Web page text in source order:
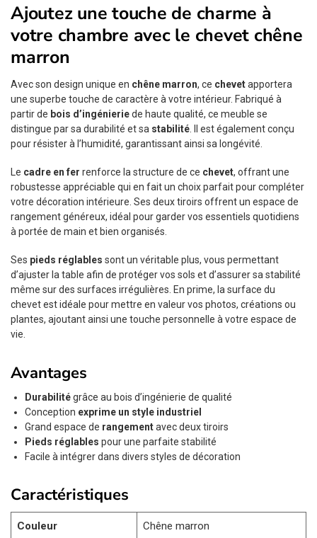
Ajoutez une touche de charme à
votre chambre avec le chevet chêne
marron
Avec son design unique en chêne marron, ce chevetapportera
une superbe touche de caractère à votre intérieur. Fabriqué à
partir de bois d’ingénieriede haute qualité, ce meuble se
distingue par sa durabilité et sa stabilité . Il est également conçu
pour résister à l’humidité, garantissant ainsi sa longévité.
Le cadre en fer renforce la structure de ce chevet, offrant une
robustesse appréciable qui en fait un choix parfait pour compléter
votre décoration intérieure. Ses deux tiroirs offrent un espace de
rangement généreux, idéal pour garder vos essentiels quotidiens
à portée de main et bien organisés.
Ses pieds réglables sont un véritable plus, vous permettant
d’ajuster la table afin de protéger vos sols et d’assurer sa stabilité
même sur des surfaces irrégulières. En prime, la surface du
chevet est idéale pour mettre en valeur vos photos, créations ou
plantes, ajoutant ainsi une touche personnelle à votre espace de
vie.
Avantages
Durabilitégrâce au bois d’ingénierie de qualité
Conception exprime un style industriel
Grand espace de rangementavec deux tiroirs
Pieds réglables pour une parfaite stabilité
Facile à intégrer dans divers styles de décoration
Caractéristiques
Couleur Chêne marron